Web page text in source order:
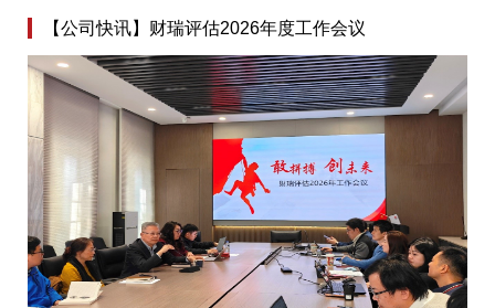
【公司快讯】财瑞评估2026年度工作会议